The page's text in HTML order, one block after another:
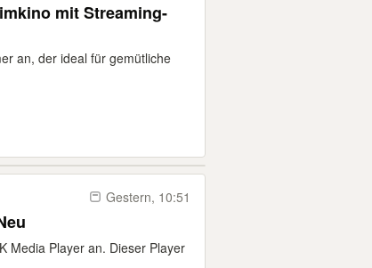
mit Streaming-
an, der ideal für gemütliche
Gestern, 10:51
Media Player an. Dieser Player